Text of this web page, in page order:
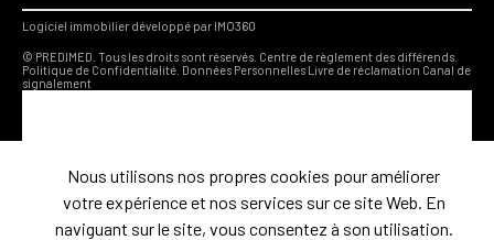
Logiciel immobilier développé par IMO360
© PREDIMED. Tous les droits sont réservés. Centre de règlement des différends.
Politique de Confidentialité. Données PersonnellesLivre de réclamation Canal de
signalement
Nous utilisons nos propres cookies pour améliorer
votre expérience et nos services sur ce site Web. En
naviguant sur le site, vous consentez à son utilisation.